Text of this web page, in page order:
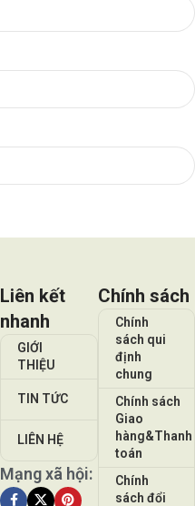
Liên kết
nhanh
GIỚI
THIỆU
TIN TỨC
LIÊN HỆ
Mạng xã hội:
Chính sách
Chính
sách qui
định
chung
Chính sách
Giao
hàng&Thanh
toán
Chính
sách đổi